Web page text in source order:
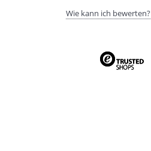
Wie kann ich bewerten?